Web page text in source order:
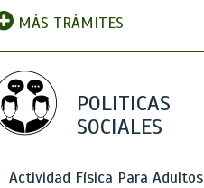
MÁS TRÁMITES
POLITICAS
SOCIALES
Actividad Física Para Adultos